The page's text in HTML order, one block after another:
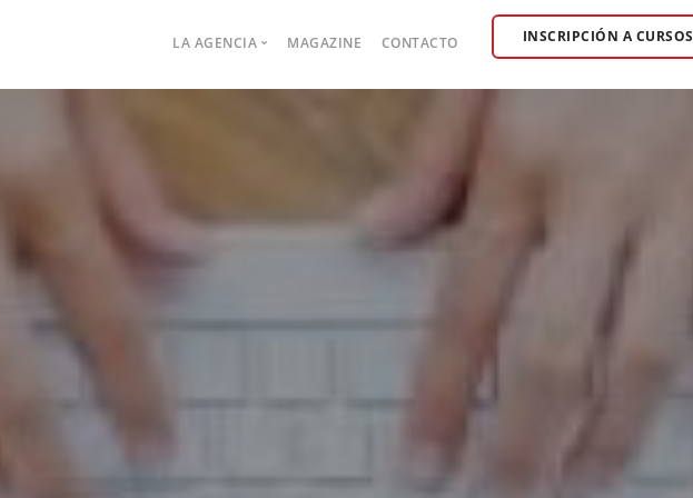
Main
navigation
LA AGENCIA MAGAZINE CONTACTO INSCRIPCIÓN A CURSOS